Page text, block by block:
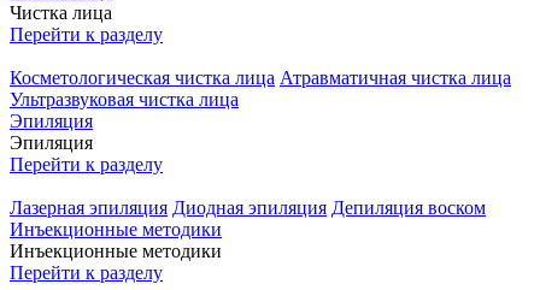
Чистка лица
Перейти к разделу
Косметологическая чистка лица Атравматичная чистка лица
Ультразвуковая чистка лица
Эпиляция
Эпиляция
Перейти к разделу
Лазерная эпиляция Диодная эпиляция Депиляция воском
Инъекционные методики
Инъекционные методики
Перейти к разделу